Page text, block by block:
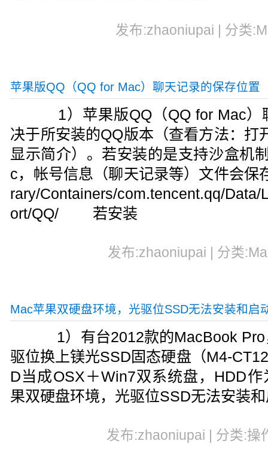
发布:zhaoniupai | 分类
苹果版QQ（QQ for Mac）聊天记录的保存位置
1）苹果版QQ（QQ for Mac）
决于所安装的QQ版本（查看方法：打
显示简介）。若安装的是支持沙盒机
c，帐号信息（聊天记录等）文件
rary/Containers/com.tencent.qq/
ort/QQ/ 若安装
发布:zhaoniupai | 分类
Mac苹果双硬盘环境，光驱位SSD无法安装和启
1）有台2012款的MacBook Pro
驱位换上镁光SSD固态硬盘（M4-
D当成OSX＋Win7双系统盘，HDD
果双硬盘环境，光驱位SSD无法安装
发布:zhaoniupai | 分类:操